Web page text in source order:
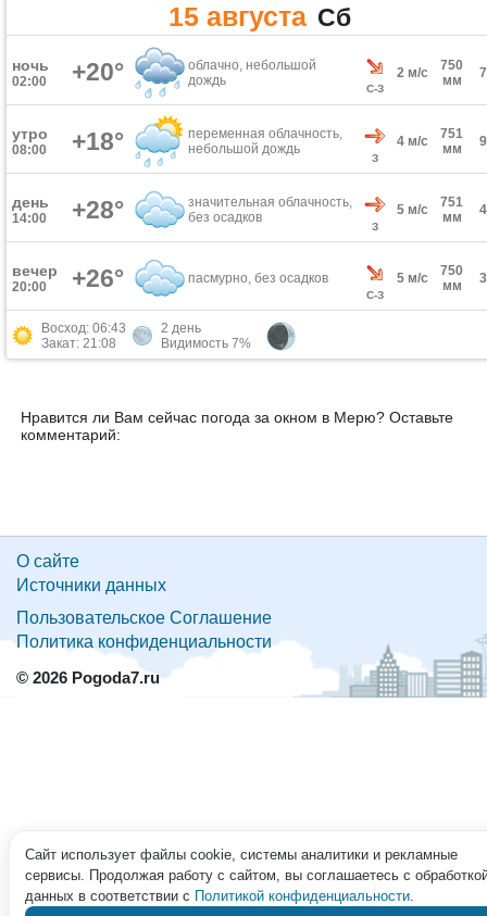
15 августа Сб
ночь
02:00 +20°
облачно, небольшой
дождь
С-З
2 м/с
750
мм
утро
08:00 +18°
переменная облачность,
небольшой дождь
З
4 м/с
751
мм
день
14:00 +28°
значительная облачность,
без осадков
З
5 м/с
751
мм
вечер
20:00 +26° пасмурно, без осадков
С-З
5 м/с
750
мм
Восход: 06:43
Закат: 21:08
2 день
Видимость 7%
Нравится ли Вам сейчас погода за окном в Мерю? Оставьте
комментарий:
О сайте
Источники данных
Пользовательское Соглашение
Политика конфиденциальности
© 2026 Pogoda7.ru
Сайт использует файлы cookie, системы аналитики и рекламные
сервисы. Продолжая работу с сайтом, вы соглашаетесь с
данных в соответствии с Политикой конфиденциальности.